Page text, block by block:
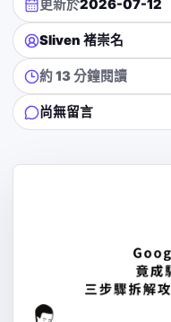
更新於2026-07-12
Sliven 褚崇名
約 13 分鐘閱讀
尚無留言